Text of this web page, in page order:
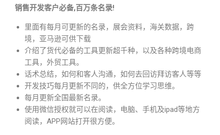
销售开发客户必备,百万条名录!
里面有每月可更新的名录，展会资料，海关数据，跨
境，亚马逊可供下载
介绍了货代必备的工具更新超千种，以及各种跨境电商
工具，外贸工具。
话术总结，如何和客人沟通，如何去回访拜访客人等等
开发技巧每月更新不同的，供全方位学习思维。
每月更新全国最新名录。
使用微信授权就可以在阅读，电脑、手机及ipad等地方
阅读，APP网站打开很方便。